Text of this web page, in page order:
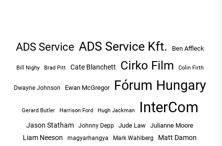
ADS Service ADS Service Kft. Ben Affleck
Bill Nighy Brad Pitt Cate Blanchett Cirko Film Colin Firth
Dwayne Johnson Ewan McGregor Fórum Hungary
Gerard Butler Harrison Ford Hugh Jackman InterCom
Jason Statham Johnny Depp Jude Law Julianne Moore
Liam Neeson magyarhangya Mark Wahlberg Matt Damon